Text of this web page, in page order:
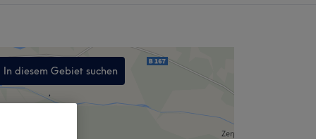
In diesem Gebiet suchen
,